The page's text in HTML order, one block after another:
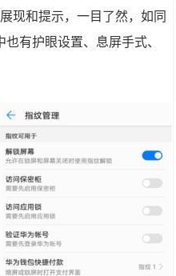
现和提示，一目了然，如同
有护眼设置、息屏手式、